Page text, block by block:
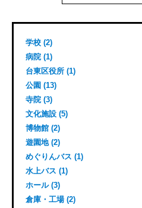
学校 (2)
病院 (1)
台東区役所 (1)
公園 (13)
寺院 (3)
文化施設 (5)
博物館 (2)
遊園地 (2)
めぐりんバス (1)
水上バス (1)
ホール (3)
倉庫・工場 (2)